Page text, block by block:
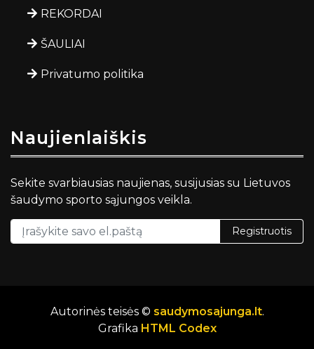
REKORDAI
ŠAULIAI
Privatumo politika
Naujienlaiškis
Sekite svarbiausias naujienas, susijusias su Lietuvos
šaudymo sporto sąjungos veikla.
Registruotis
Autorinės teisės © saudymosajunga.lt.
Grafika HTML Codex